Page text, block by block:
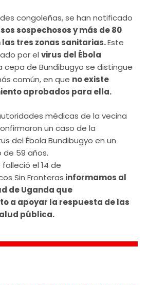
congoleñas, se han notificado
sospechosos y más de 80
tres zonas sanitarias.Este
por el virus del Ébola
cepa de Bundibugyo se distingue
común, en que no existe
aprobados para ella.
médicas de la vecina
un caso de la
del Ébola Bundibugyo en un
59 años.
el 14 de
Sin Fronteras informamos al
de Uganda que
a apoyar la respuesta de las
pública.